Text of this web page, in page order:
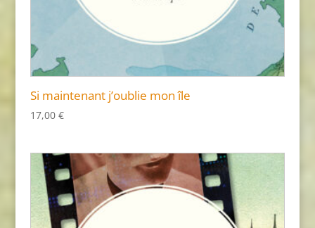
Si maintenant j’oublie mon île
17,00 €